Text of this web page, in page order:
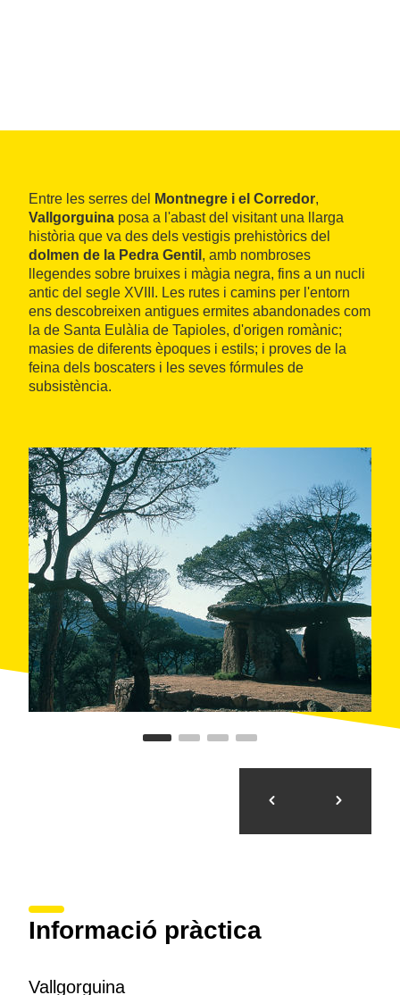
Entre les serres del Montnegre i el Corredor,
Vallgorguina posa a l'abast del visitant una llarga
història que va des dels vestigis prehistòrics del
dolmen de la Pedra Gentil , amb nombroses
llegendes sobre bruixes i màgia negra, fins a un nucli
antic del segle XVIII. Les rutes i camins per l'entorn
ens descobreixen antigues ermites abandonades com
la de Santa Eulàlia de Tapioles, d'origen romànic;
masies de diferents èpoques i estils; i proves de la
feina dels boscaters i les seves fórmules de
subsistència.
Informació pràctica
Vallgorguina